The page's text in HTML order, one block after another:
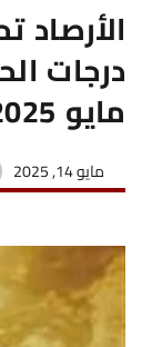
الأرصاد
مايو 2025
مايو 14, 2025